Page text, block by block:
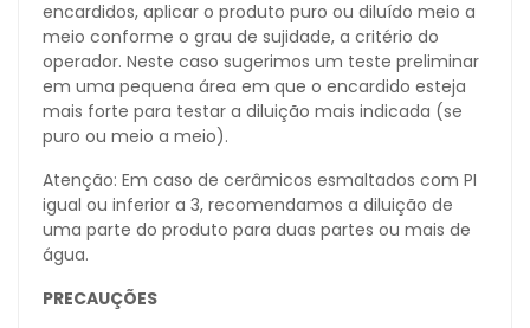
encardidos, aplicar o produto puro ou diluído meio a
meio conforme o grau de sujidade, a critério do
operador. Neste caso sugerimos um teste preliminar
em uma pequena área em que o encardido esteja
mais forte para testar a diluição mais indicada (se
puro ou meio a meio).
Atenção: Em caso de cerâmicos esmaltados com PI
igual ou inferior a 3, recomendamos a diluição de
uma parte do produto para duas partes ou mais de
água.
PRECAUÇÕES